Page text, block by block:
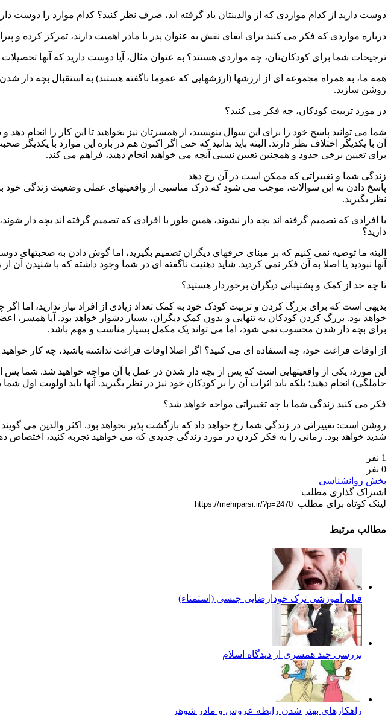
دوست دارید از کدام مواردی که از والدینتان یاد گرفته اید، صرف نظر کنید؟ کدام موارد را دوست
درباره مواردی که فکر می کنید برای ایفای نقش به عنوان پدر یا مادر اهمیت دارند، تمرکز کرده و
ترجیحات شما برای کودکانتان، چه مواردی هستند؟ به عنوان مثال، آیا دوست دارید که آنها تحصیلات
همه ما، به همراه مجموعه ای از ارزشها (ارزشهایی که عموما ناگفته هستند) به استقبال بچه
روشن سازید.
در مورد تربیت کودکان، چه فکر می کنید؟
شما می توانید پاسخ خود را برای این سوال بنویسید، از همسرتان نیز بخواهید تا این کار را انجام
آن با یکدیگر اختلاف نظر دارند. البته باید بدانید که حتی اگر اکنون هم در باره این موارد با
برای تعیین برخی حدود و همچنین تعیین نسبی آنچه می خواهید انجام دهید، فراهم می کند.
زندگی شما و تغییراتی که ممکن است در آن رخ دهد
پاسخ دادن به این سوالات، موجب می شود که درک مناسبی از واقعیتهای عملی وضعیت زندگی خود به
نظر بگیرید.
با افرادی که تصمیم گرفته اند بچه دار نشوند، همین طور با افرادی که تصمیم گرفته اند بچه دار
دارید؟
البته ما توصیه نمی کنیم که بر مبنای حرفهای دیگران تصمیم بگیرید، اما گوش دادن به صحبتهای
آنها نبودید یا اصلا به آن فکر نمی کردید. شاید ذهنیت ناگفته ای در شما وجود داشته که با شنیدن آن از
تا چه حد از کمک و پشتیبانی دیگران برخوردار هستید؟
بدیهی است که برای بزرگ کردن و تربیت کودک خود به کمک تعداد زیادی از افراد نیاز ندارید، اما
خواهد بود. بزرگ کردن کودکان به تنهایی و بدون کمک دیگران، بسیار دشوار خواهد بود. آیا همسر،
برای بچه دار شدن محسوب نمی شود، اما می تواند یک مکمل بسیار مناسب و مهم باشد.
از اوقات فراغت خود، چه استفاده ای می کنید؟ اگر اصلا اوقات فراغت نداشته باشید، چه کار
این مورد، یکی از واقعیتهایی است که پس از بچه دار شدن در عمل با آن مواجه خواهید شد. شما پس
حاملگی) انجام دهید؛ بلکه باید اثرات آن را بر کودکان خود نیز در نظر بگیرید. آنها باید اولویت اول
فکر می کنید زندگی شما با چه تغییراتی مواجه خواهد شد؟
روشن است: تغییراتی در زندگی شما رخ خواهد داد که بازگشت پذیر نخواهد بود. اکثر والدین می گویند
شدید خواهد بود. زمانی را به فکر کردن در مورد زندگی جدیدی که می خواهید تجربه کنید، اختصاص
1 نفر
0 نفر
بخش روانشناسی
اشتراک گذاری مطلب
لینک کوتاه برای مطلب
مطالب مرتبط
فیلم آموزشی ترک خودارضایی جنسی (استمناء)
بررسی چند همسری از دیدگاه اسلام
راهکارهای بهتر شدن رابطه عروس و مادر شوهر